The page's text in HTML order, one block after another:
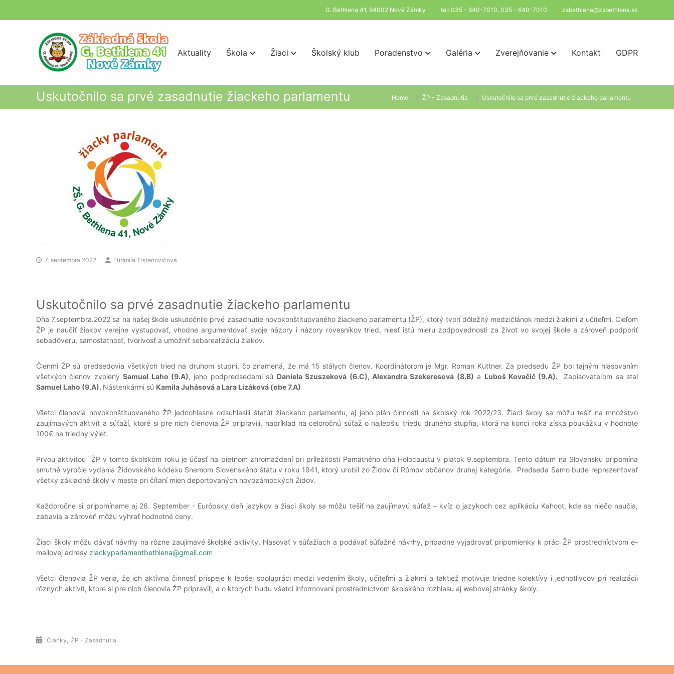
G. Bethlena 41, 94002 Nové Zámky tel: 035 - 640-7010, 035 - 640-7010 zsbethlena@zsbethlena.sk
Aktuality Škola Žiaci Školský klub Poradenstvo Galéria Zverejňovanie Kontakt GDPR
Uskutočnilo sa prvé zasadnutie žiackeho parlamentu Home ŽP - Zasadnutia Uskutočnilo sa prvé zasadnutie žiackeho parlamentu
7. septembra 2022 Ľudmila Trstenovičová
Uskutočnilo sa prvé zasadnutie žiackeho parlamentu
Dňa 7.septembra.2022 sa na našej škole uskutočnilo prvé zasadnutie novokonštituovaného žiackeho parlamentu (ŽP), ktorý tvorí dôležitý medzičlánok medzi žiakmi a učiteľmi. Cieľom
ŽP je naučiť žiakov verejne vystupovať, vhodne argumentovať svoje názory i názory rovesníkov tried, niesť istú mieru zodpovednosti za život vo svojej škole a zároveň podporiť
sebadôveru, samostatnosť, tvorivosť a umožniť sebarealizáciu žiakov.
Členmi ŽP sú predsedovia všetkých tried na druhom stupni, čo znamená, že má 15 stálych členov. Koordinátorom je Mgr. Roman Kuttner. Za predsedu ŽP bol tajným hlasovaním
všetkých členov zvolenýSamuel Laho (9.A), jeho podpredsedami sú Daniela Szuszeková (6.C), Alexandra Szekeresová (8.B) a Ľuboš Kovačič (9.A).
Zapisovateľom sa stal
Samuel Laho (9.A). Nástenkármi sú Kamila Juhásová a Lara Lizáková (obe 7.A)
Všetci členovia novokonštituovaného ŽP jednohlasne odsúhlasili štatút žiackeho parlamentu, aj jeho plán činnosti na školský rok 2022/23. Žiaci školy sa môžu tešiť na množstvo
zaujímavých aktivít a súťaží, ktoré si pre nich členovia ŽP pripravili, napríklad na celoročnú súťaž o najlepšiu triedu druhého stupňa, ktorá na konci roka získa poukážku v hodnote
100€ na triedny výlet.
Prvou aktivitou ŽP v tomto školskom roku je účasť na pietnom zhromaždení pri príležitosti Pamätného dňa Holocaustu v piatok 9.septembra. Tento dátum na Slovensku pripomína
smutné výročie vydania Židovského kódexu Snemom Slovenského štátu v roku 1941, ktorý urobil zo Židov či Rómov občanov druhej kategórie. Predseda Samo bude reprezentovať
všetky základné školy v meste pri čítaní mien deportovaných novozámockých Židov.
Každoročne si pripomíname aj 26. September - Európsky deň jazykov a žiaci školy sa môžu tešiť na zaujímavú súťaž – kvíz o jazykoch cez aplikáciu Kahoot, kde sa niečo naučia,
zabavia a zároveň môžu vyhrať hodnotné ceny.
Žiaci školy môžu dávať návrhy na rôzne zaujímavé školské aktivity, hlasovať v súťažiach a podávať súťažné návrhy, prípadne vyjadrovať pripomienky k práci ŽP prostredníctvom e-
mailovej adresy ziackyparlamentbethlena@gmail.com
Všetci členovia ŽP veria, že ich aktívna činnosť prispeje k lepšej spolupráci medzi vedením školy, učiteľmi a žiakmi a taktiež motivuje triedne kolektívy i jednotlivcov pri realizácii
rôznych aktivít, ktoré si pre nich členovia ŽP pripravili, a o ktorých budú všetci informovaní prostredníctvom školského rozhlasu aj webovej stránky školy.
Články , ŽP - Zasadnutia